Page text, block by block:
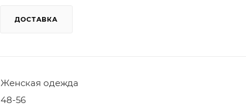
ДОСТАВКА
Женская одежда
48-56